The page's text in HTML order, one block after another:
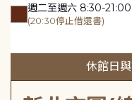
週二至週六 8:30-21:00
(20:30停止借還書)
休館日